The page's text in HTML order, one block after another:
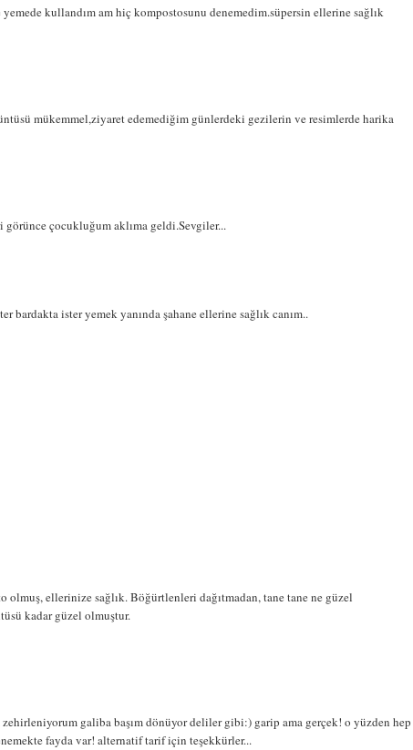
kullandım am hiç kompostosunu denemedim.süpersin ellerine sağlık
mükemmel,ziyaret edemediğim günlerdeki gezilerin ve resimlerde harika
çocukluğum aklıma geldi.Sevgiler...
bardakta ister yemek yanında şahane ellerine sağlık canım..
olmuş, ellerinize sağlık. Böğürtlenleri dağıtmadan, tane tane ne güzel
kadar güzel olmuştur.
zehirleniyorum galiba başım dönüyor deliler gibi:) garip ama gerçek! o yüzden hep
fayda var! alternatif tarif için teşekkürler...